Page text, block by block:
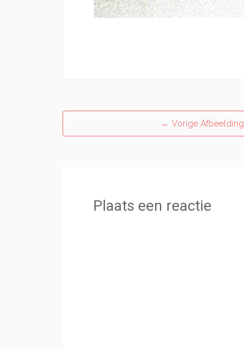
← Vorige Afbeelding
Plaats een reactie